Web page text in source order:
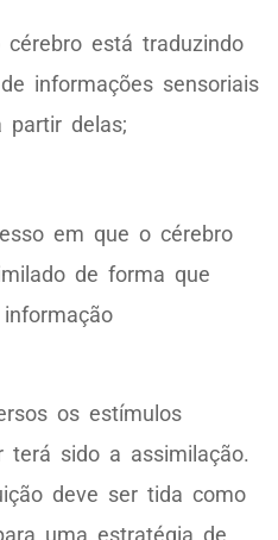
está traduzindo
informações sensoriais
partir delas;
em que o cérebro
de forma que
os estímulos
terá sido a assimilação.
deve ser tida como
uma estratégia de